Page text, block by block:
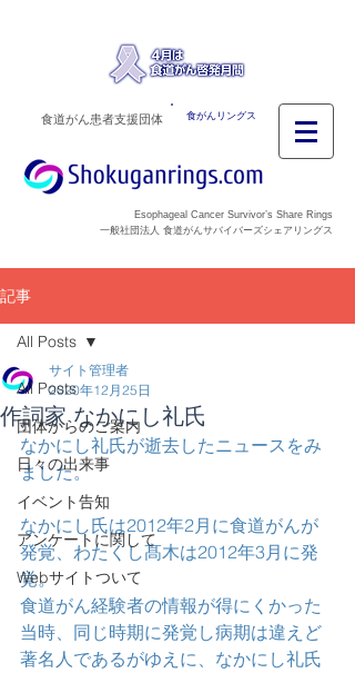
食がんリングス
食道がん患者支援団体
Esophageal Cancer Survivor’s Share Rings
一般社団法人 食道がんサバイバーズシェアリングス
記事
All Posts
団体からのご案内
日々の出来事
イベント告知
アンケートに関して
Webサイトついて
All Posts
作詞家 なかにし礼氏
サイト管理者
2020年12月25日
なかにし礼氏が逝去したニュースをみ
ました。
なかにし氏は2012年2月に食道がんが
発覚、わたくし髙木は2012年3月に発
覚。
食道がん経験者の情報が得にくかった
当時、同じ時期に発覚し病期は違えど
著名人であるがゆえに、なかにし礼氏